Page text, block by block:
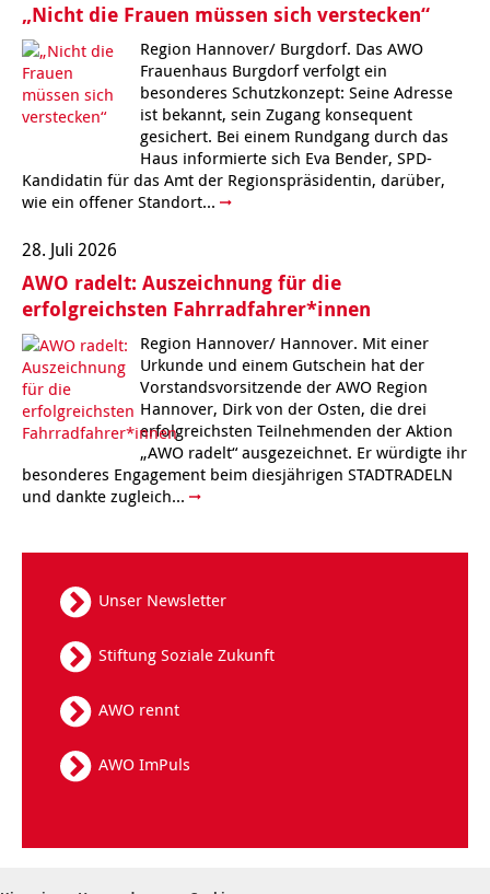
Kindertagesstätte Voltmerstraße
Kindertagesstätte Wiehbergstraße
Kindertagesstätte Petermannstraße /
Familienzentrum
Kindertagesstätte Pfarrlandplatz
Hör- und Sprachheilkindergarten Ratswiese
Kindertagesstätte Rosenbergstraße
Kindertagesstätte Schneiderberg
Kindertagesstätte Schweriner Straße /
Kindertagesstätte Sylter Weg
Kindertagesstätte Tresckowstraße
Kindertagesstätte Voltmerstraße
„Nicht die Frauen müssen sich verstecken“
Region Hannover/ Burgdorf. Das AWO
Frauenhaus Burgdorf verfolgt ein
besonderes Schutzkonzept: Seine Adresse
ist bekannt, sein Zugang konsequent
gesichert. Bei einem Rundgang durch das
Haus informierte sich Eva Bender, SPD-
Kandidatin für das Amt der Regionspräsidentin, darüber,
wie ein offener Standort...
28. Juli 2026
AWO radelt: Auszeichnung für die
erfolgreichsten Fahrradfahrer*innen
Region Hannover/ Hannover. Mit einer
Urkunde und einem Gutschein hat der
Vorstandsvorsitzende der AWO Region
Hannover, Dirk von der Osten, die drei
erfolgreichsten Teilnehmenden der Aktion
„AWO radelt“ ausgezeichnet. Er würdigte ihr
besonderes Engagement beim diesjährigen STADTRADELN
und dankte zugleich...
Unser Newsletter
Stiftung Soziale Zukunft
AWO rennt
AWO ImPuls